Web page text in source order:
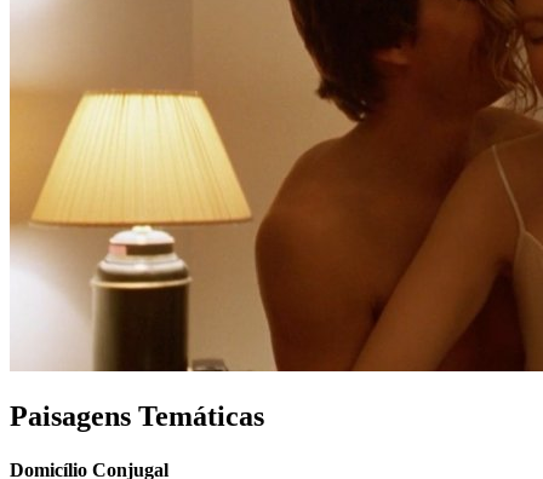
Paisagens Temáticas
Domicílio Conjugal